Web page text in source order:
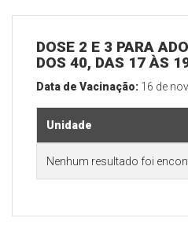
DOSE 2 E 3 PARA
DOS 40, DAS 17 ÀS
Data de Vacinação: 16 de
Unidade
Nenhum resultado foi